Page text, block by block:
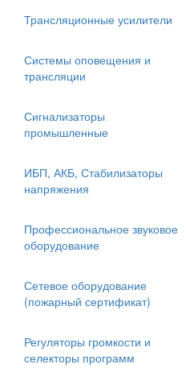
Трансляционные усилители
Системы оповещения и
трансляции
Сигнализаторы
промышленные
ИБП, АКБ, Стабилизаторы
напряжения
Профессиональное звуковое
оборудование
Сетевое оборудование
(пожарный сертификат)
Регуляторы громкости и
селекторы программ